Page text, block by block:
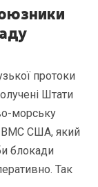
протоки
Штати
морську
ВМС США, який
блокади
Так